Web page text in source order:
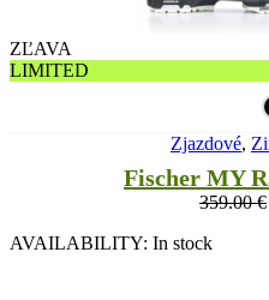
ZĽAVA
LIMITED
Zjazdové,
Fischer MY
359.00€
AVAILABILITY: In stock